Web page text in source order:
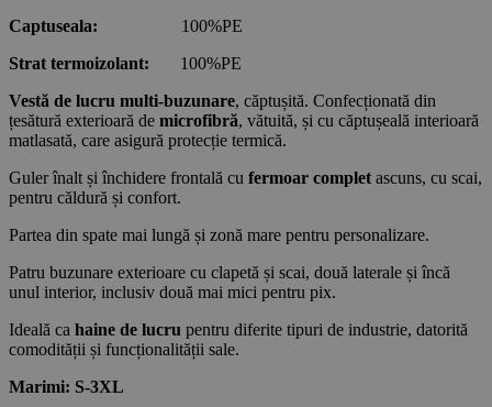
Captuseala: 100%PE
Strat termoizolant:
100%PE
Vestă de lucru multi-buzunare, căptușită. Confecționată din
țesătură exterioară de microfibră, vătuită, și cu căptușeală interioară
matlasată, care asigură protecție termică.
Guler înalt și închidere frontală cu fermoar complet ascuns, cu scai,
pentru căldură și confort.
Partea din spate mai lungă și zonă mare pentru personalizare.
Patru buzunare exterioare cu clapetă și scai, două laterale și încă
unul interior, inclusiv două mai mici pentru pix.
Ideală ca haine de lucru pentru diferite tipuri de industrie, datorită
comodității și funcționalității sale.
Marimi: S-3XL